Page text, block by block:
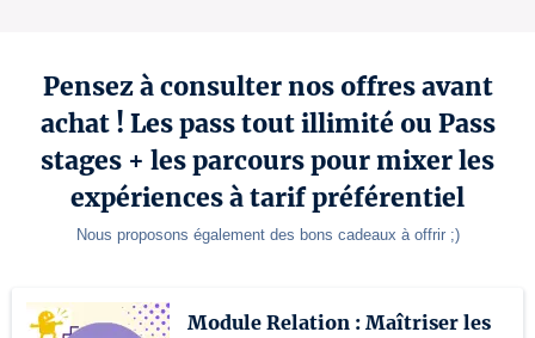
Pensez à consulter nos offres avant
achat ! Les pass tout illimité ou Pass
stages + les parcours pour mixer les
expériences à tarif préférentiel
Nous proposons également des bons cadeaux à offrir ;)
Module Relation : Maîtriser les